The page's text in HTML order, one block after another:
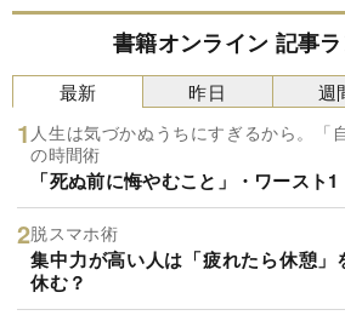
書籍オンライン 記事
最新
人生は気づかぬうちにすぎるから。「
の時間術
「死ぬ前に悔やむこと」・ワースト1
脱スマホ術
集中力が高い人は「疲れたら休憩
休む？
昨日 週